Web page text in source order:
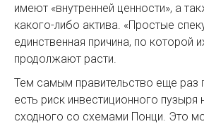
имеют «внутренней ценности», а
какого-либо актива. «Простые
единственная причина, по которой
продолжают расти.
Тем самым правительство еще раз
есть риск инвестиционного пузыря
сходного со схемами Понци. Это